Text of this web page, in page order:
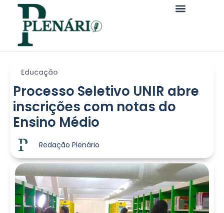
Educação
Processo Seletivo UNIR abre
inscrições com notas do
Ensino Médio
Redação Plenário